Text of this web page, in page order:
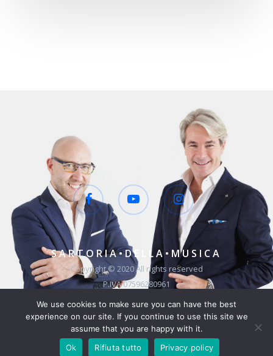
Prenota consulenza
SARTORIA•DELLA•MUSICA
Copyright © 2020 All rights reserved
P.IVA 07596280961
Website by Jolieadv
Privacy & Cookie Policy
We use cookies to make sure you can have the best
experience on our site. If you continue to use this site we
assume that you are happy with it.
Ok
Rifiuta tutto Privacy policy